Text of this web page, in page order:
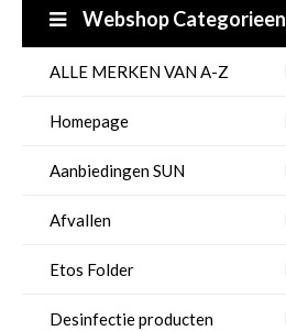
Webshop Categorieen
ALLE MERKEN VAN A-Z
Homepage
Aanbiedingen SUN
Afvallen
Etos Folder
Desinfectie producten